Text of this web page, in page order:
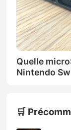
Quelle
Nintendo
🛒